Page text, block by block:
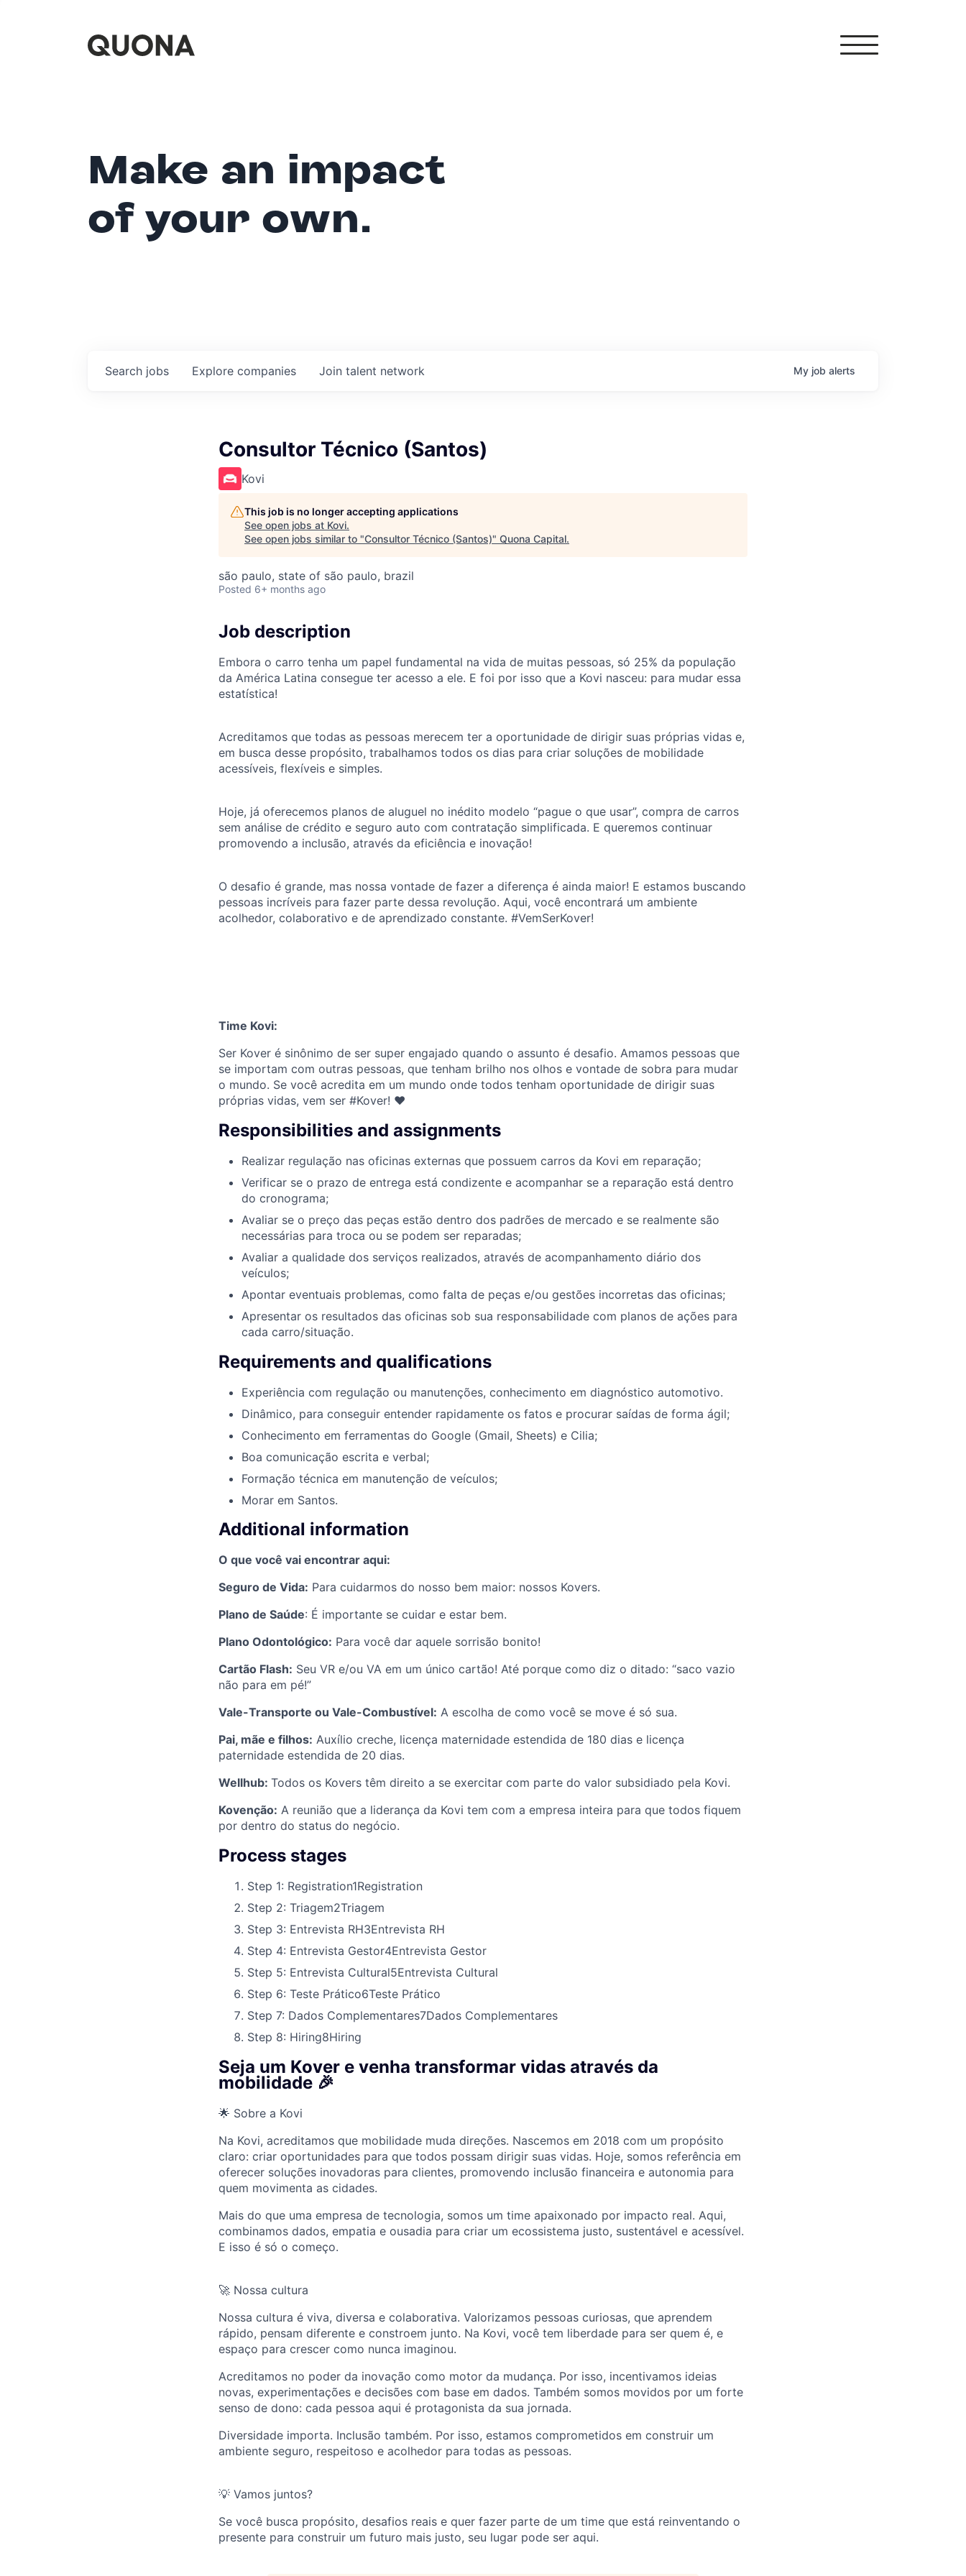
Make an impact
of your own.
Search jobs Explore companies Join talent network My job alerts
Consultor Técnico (Santos)
Kovi
This job is no longer accepting applications
See open jobs at Kovi.
See open jobs similar to "Consultor Técnico (Santos)" Quona Capital.
são paulo, state of são paulo, brazil
Posted 6+ months ago
Job description
Embora o carro tenha um papel fundamental na vida de muitas pessoas, só 25% da população
da América Latina consegue ter acesso a ele. E foi por isso que a Kovi nasceu: para mudar essa
estatística!
Acreditamos que todas as pessoas merecem ter a oportunidade de dirigir suas próprias vidas e,
em busca desse propósito, trabalhamos todos os dias para criar soluções de mobilidade
acessíveis, flexíveis e simples.
Hoje, já oferecemos planos de aluguel no inédito modelo “pague o que usar”, compra de carros
sem análise de crédito e seguro auto com contratação simplificada. E queremos continuar
promovendo a inclusão, através da eficiência e inovação!
O desafio é grande, mas nossa vontade de fazer a diferença é ainda maior! E estamos buscando
pessoas incríveis para fazer parte dessa revolução. Aqui, você encontrará um ambiente
acolhedor, colaborativo e de aprendizado constante. #VemSerKover!
Time Kovi:
Ser Kover é sinônimo de ser super engajado quando o assunto é desafio. Amamos pessoas que
se importam com outras pessoas, que tenham brilho nos olhos e vontade de sobra para mudar
o mundo. Se você acredita em um mundo onde todos tenham oportunidade de dirigir suas
próprias vidas, vem ser #Kover! ♥
Responsibilities and assignments
Realizar regulação nas oficinas externas que possuem carros da Kovi em reparação;
Verificar se o prazo de entrega está condizente e acompanhar se a reparação está dentro
do cronograma;
Avaliar se o preço das peças estão dentro dos padrões de mercado e se realmente são
necessárias para troca ou se podem ser reparadas;
Avaliar a qualidade dos serviços realizados, através de acompanhamento diário dos
veículos;
Apontar eventuais problemas, como falta de peças e/ou gestões incorretas das oficinas;
Apresentar os resultados das oficinas sob sua responsabilidade com planos de ações para
cada carro/situação.
Requirements and qualifications
Experiência com regulação ou manutenções, conhecimento em diagnóstico automotivo.
Dinâmico, para conseguir entender rapidamente os fatos e procurar saídas de forma ágil;
Conhecimento em ferramentas do Google (Gmail, Sheets) e Cilia;
Boa comunicação escrita e verbal;
Formação técnica em manutenção de veículos;
Morar em Santos.
Additional information
O que você vai encontrar aqui:
Seguro de Vida: Para cuidarmos do nosso bem maior: nossos Kovers.
Plano de Saúde: É importante se cuidar e estar bem.
Plano Odontológico: Para você dar aquele sorrisão bonito!
Cartão Flash: Seu VR e/ou VA em um único cartão! Até porque como diz o ditado: “saco vazio
não para em pé!”
Vale-Transporte ou Vale-Combustível: A escolha de como você se move é só sua.
Pai, mãe e filhos: Auxílio creche, licença maternidade estendida de 180 dias e licença
paternidade estendida de 20 dias.
Wellhub: Todos os Kovers têm direito a se exercitar com parte do valor subsidiado pela Kovi.
Kovenção: A reunião que a liderança da Kovi tem com a empresa inteira para que todos fiquem
por dentro do status do negócio.
Process stages
Step 1: Registration1Registration
Step 2: Triagem2Triagem
Step 3: Entrevista RH3Entrevista RH
Step 4: Entrevista Gestor4Entrevista Gestor
Step 5: Entrevista Cultural5Entrevista Cultural
Step 6: Teste Prático6Teste Prático
Step 7: Dados Complementares7Dados Complementares
Step 8: Hiring8Hiring
Seja um Kover e venha transformar vidas através da
mobilidade 🎉
🌟 Sobre a Kovi
Na Kovi, acreditamos que mobilidade muda direções. Nascemos em 2018 com um propósito
claro: criar oportunidades para que todos possam dirigir suas vidas. Hoje, somos referência em
oferecer soluções inovadoras para clientes, promovendo inclusão financeira e autonomia para
quem movimenta as cidades.
Mais do que uma empresa de tecnologia, somos um time apaixonado por impacto real. Aqui,
combinamos dados, empatia e ousadia para criar um ecossistema justo, sustentável e acessível.
E isso é só o começo.
🚀 Nossa cultura
Nossa cultura é viva, diversa e colaborativa. Valorizamos pessoas curiosas, que aprendem
rápido, pensam diferente e constroem junto. Na Kovi, você tem liberdade para ser quem é, e
espaço para crescer como nunca imaginou.
Acreditamos no poder da inovação como motor da mudança. Por isso, incentivamos ideias
novas, experimentações e decisões com base em dados. Também somos movidos por um forte
senso de dono: cada pessoa aqui é protagonista da sua jornada.
Diversidade importa. Inclusão também. Por isso, estamos comprometidos em construir um
ambiente seguro, respeitoso e acolhedor para todas as pessoas.
💡 Vamos juntos?
Se você busca propósito, desafios reais e quer fazer parte de um time que está reinventando o
presente para construir um futuro mais justo, seu lugar pode ser aqui.